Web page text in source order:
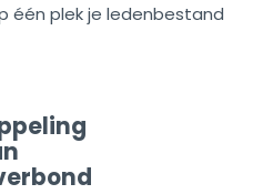
één plek je ledenbestand